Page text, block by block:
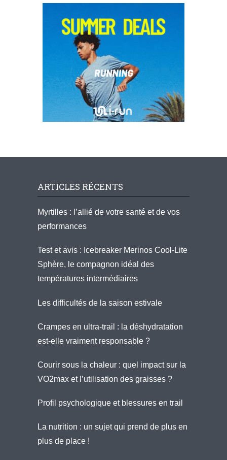
ARTICLES RÉCENTS
Myrtilles : l’allié de votre santé et de vos
performances
Test et avis : Icebreaker Merinos Cool-Lite
Sphère, le compagnon idéal des
températures intermédiaires
Les difficultés de la saison estivale
Crampes en ultra-trail : la déshydratation
est-elle vraiment responsable ?
Courir sous la chaleur : quel impact sur la
VO2max et l’utilisation des graisses ?
Profil psychologique et blessures en trail
La nutrition : un sujet qui prend de plus en
plus de place !